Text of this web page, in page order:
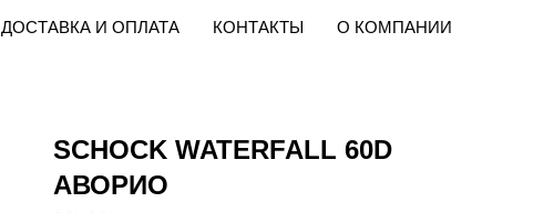
ДОСТАВКА И ОПЛАТА КОНТАКТЫ О КОМПАНИИ
SCHOCK WATERFALL 60D
АВОРИО